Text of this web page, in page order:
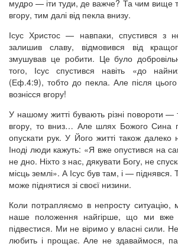
мудро — іти туди, де важче? Та чим вище
вгору, тим далі від пекла внизу.
Ісус Христос — навпаки, спустився з
залишив славу, відмовився від
змушував це робити. Це було
того, Ісус спустився навіть «до
(Еф.4:9), тобто до пекла. Але після цього
вознісся вгору!
У нашому житті бувають різні повороти —
вгору, то вниз… Але шлях Божого Сина
опускати рук. У Його житті також далеко
Іноді люди кажуть: «Я вже опустився на
не дно. Ніхто з нас, дякувати Богу, не
місць землі». А Ісус був там, і —
може піднятися зі своєї низини.
Коли потрапляємо в непросту
наше положення найгірше, що ми вже
підвестися. Ми не віримо у власні сили.
любить і прощає. Але не здаваймося,